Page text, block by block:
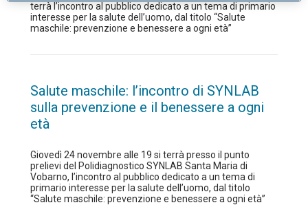
terrà l’incontro al pubblico dedicato a un tema di primario
interesse per la salute dell’uomo, dal titolo “Salute
maschile: prevenzione e benessere a ogni età”
Salute maschile: l’incontro di SYNLAB
sulla prevenzione e il benessere a ogni
età
Giovedì 24 novembre alle 19 si terrà presso il punto
prelievi del Polidiagnostico SYNLAB Santa Maria di
Vobarno, l’incontro al pubblico dedicato a un tema di
primario interesse per la salute dell’uomo, dal titolo
“Salute maschile: prevenzione e benessere a ogni età”